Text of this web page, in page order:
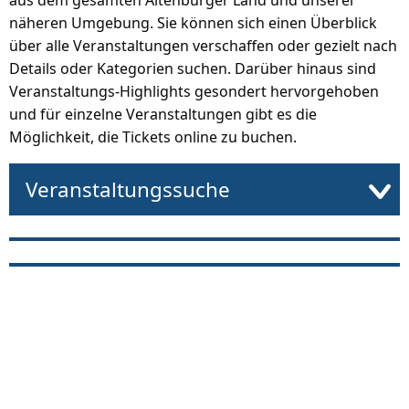
näheren Umgebung. Sie können sich einen Überblick
über alle Veranstaltungen verschaffen oder gezielt nach
Details oder Kategorien suchen. Darüber hinaus sind
Veranstaltungs-Highlights gesondert hervorgehoben
und für einzelne Veranstaltungen gibt es die
Möglichkeit, die Tickets online zu buchen.
Veranstaltungssuche